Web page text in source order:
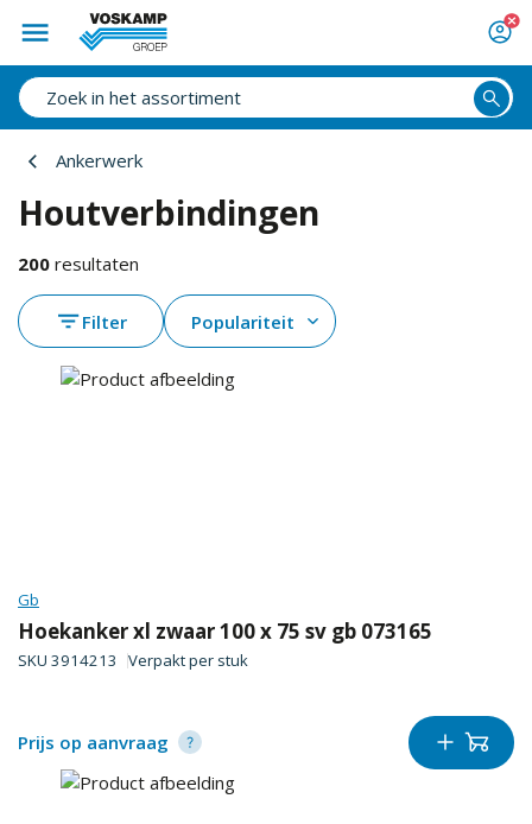
Ankerwerk
Houtverbindingen
200 resultaten
Filter Populariteit
Gb
Hoekanker xl zwaar 100 x 75 sv gb 073165
SKU 3914213 Verpakt per stuk
Prijs op aanvraag